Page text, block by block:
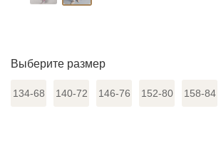
Выберите размер
134-68 140-72 146-76 152-80 158-84